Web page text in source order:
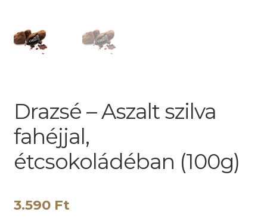
Drazsé – Aszalt szilva
fahéjjal,
étcsokoládéban (100g)
3.590 Ft